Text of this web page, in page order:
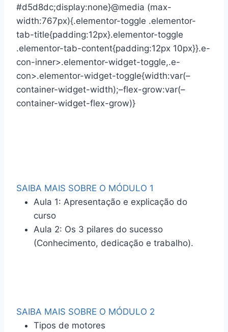
#d5d8dc;display:none}@media (max-
width:767px){.elementor-toggle .elementor-
tab-title{padding:12px}.elementor-toggle
.elementor-tab-content{padding:12px 10px}}.e-
con-inner>.elementor-widget-toggle,.e-
con>.elementor-widget-toggle{width:var(–
container-widget-width);–flex-grow:var(–
container-widget-flex-grow)}
SAIBA MAIS SOBRE O MÓDULO 1
Aula 1: Apresentação e explicação do
curso
Aula 2: Os 3 pilares do sucesso
(Conhecimento, dedicação e trabalho).
SAIBA MAIS SOBRE O MÓDULO 2
Tipos de motores